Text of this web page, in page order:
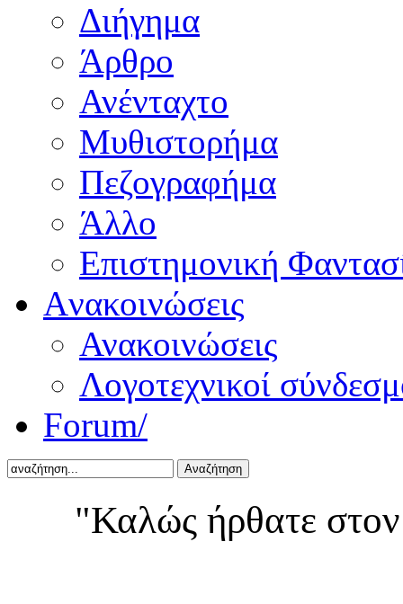
Διήγημα
Άρθρο
Ανένταχτο
Μυθιστορήμα
Πεζογραφήμα
Άλλο
Επιστημονική
Aνακοινώσεις
Ανακοινώσεις
Λογοτεχνικοί
Forum/
Αναζήτηση
"Καλώς ήρθατε